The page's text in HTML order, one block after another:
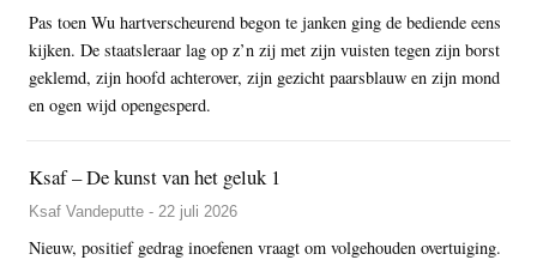
Pas toen Wu hartverscheurend begon te janken ging de bediende eens
kijken. De staatsleraar lag op z’n zij met zijn vuisten tegen zijn borst
geklemd, zijn hoofd achterover, zijn gezicht paarsblauw en zijn mond
en ogen wijd opengesperd.
Ksaf – De kunst van het geluk 1
Ksaf Vandeputte - 22 juli 2026
Nieuw, positief gedrag inoefenen vraagt om volgehouden overtuiging.